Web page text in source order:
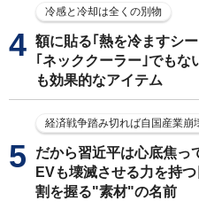
冷感と冷却は全くの別物
額に貼る｢熱を冷ますシ
｢ネッククーラー｣でも
も効果的なアイテム
経済戦争踏み切れば自国産業崩
だから習近平は心底焦
EVも壊滅させる力を持
割を握る"素材"の名前